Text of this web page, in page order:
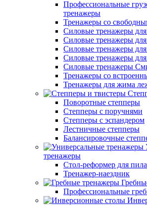
Профессиональные
тренажеры
Тренажеры со
Силовые тренажеры
Силовые тренажеры для
Силовые тренажеры
Силовые тренажеры
Силовые тренажеры
Тренажеры со
Тренажеры для жима
Поворотные степперы
Степперы с поручнями
Степперы с эспандером
Лестничные степперы
Балансировочные
тренажеры
Стол-реформер для
Тренажер-наездник
Профессиональные